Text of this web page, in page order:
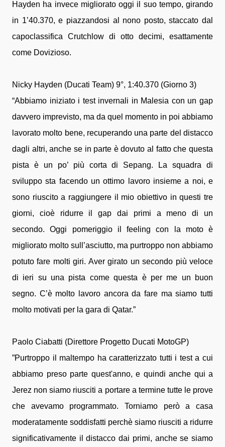
Hayden ha invece migliorato oggi il suo tempo, girando
in 1’40.370, e piazzandosi al nono posto, staccato dal
capoclassifica Crutchlow di otto decimi, esattamente
come Dovizioso.
Nicky Hayden (Ducati Team) 9°, 1:40.370 (Giorno 3)
“Abbiamo iniziato i test invernali in Malesia con un gap
davvero imprevisto, ma da quel momento in poi abbiamo
lavorato molto bene, recuperando una parte del distacco
dagli altri, anche se in parte è dovuto al fatto che questa
pista è un po’ più corta di Sepang. La squadra di
sviluppo sta facendo un ottimo lavoro insieme a noi, e
sono riuscito a raggiungere il mio obiettivo in questi tre
giorni, cioè ridurre il gap dai primi a meno di un
secondo. Oggi pomeriggio il feeling con la moto è
migliorato molto sull’asciutto, ma purtroppo non abbiamo
potuto fare molti giri. Aver girato un secondo più veloce
di ieri su una pista come questa è per me un buon
segno. C’è molto lavoro ancora da fare ma siamo tutti
molto motivati per la gara di Qatar.”
Paolo Ciabatti (Direttore Progetto Ducati MotoGP)
”Purtroppo il maltempo ha caratterizzato tutti i test a cui
abbiamo preso parte quest'anno, e quindi anche qui a
Jerez non siamo riusciti a portare a termine tutte le prove
che avevamo programmato. Torniamo però a casa
moderatamente soddisfatti perchè siamo riusciti a ridurre
significativamente il distacco dai primi, anche se siamo